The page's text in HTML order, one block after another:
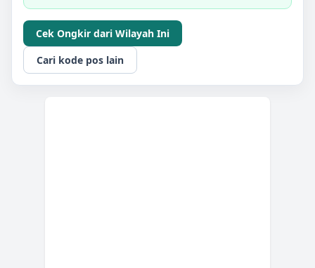
Cek Ongkir dari Wilayah Ini
Cari kode pos lain